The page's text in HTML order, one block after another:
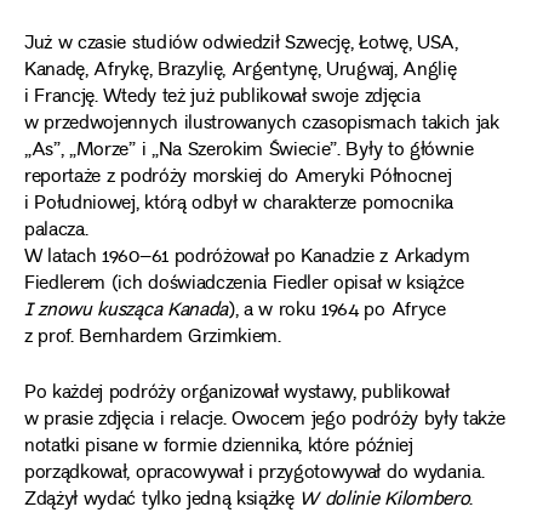
Już w czasie studiów odwiedził Szwecję, Łotwę, USA,
Kanadę, Afrykę, Brazylię, Argentynę, Urugwaj, Anglię
i Francję. Wtedy też już publikował swoje zdjęcia
w przedwojennych ilustrowanych czasopismach takich jak
„As”, „Morze” i „Na Szerokim Świecie”. Były to głównie
reportaże z podróży morskiej do Ameryki Północnej
i Południowej, którą odbył w charakterze pomocnika
palacza.
W latach 1960–61 podróżował po Kanadzie z Arkadym
Fiedlerem (ich doświadczenia Fiedler opisał w książce
I znowu kusząca Kanada), a w roku 1964 po Afryce
z prof. Bernhardem Grzimkiem.
Po każdej podróży organizował wystawy, publikował
w prasie zdjęcia i relacje. Owocem jego podróży były także
notatki pisane w formie dziennika, które później
porządkował, opracowywał i przygotowywał do wydania.
Zdążył wydać tylko jedną książkę W dolinie Kilombero.